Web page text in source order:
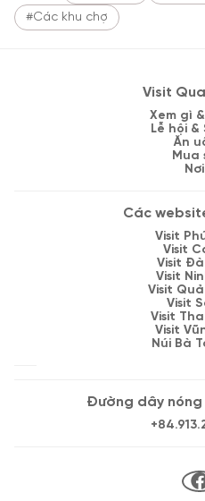
#Các khu chợ
Visit
Xem gì
Lễ hội &
Ăn
Mua
Các
Visit
Visit
Visit
Visit
Visit
Visit
Visit
Visit
Núi Bà
Đường dây